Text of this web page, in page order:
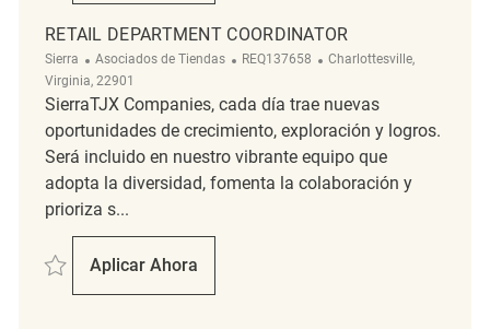
RETAIL DEPARTMENT COORDINATOR
Sierra Categoría
Asociados de Tiendas ReqId
REQ137658 Ubicación
Charlottesville,
Virginia, 22901
SierraTJX Companies, cada día trae nuevas
oportunidades de crecimiento, exploración y logros.
Será incluido en nuestro vibrante equipo que
adopta la diversidad, fomenta la colaboración y
prioriza s...
Salvar Retail Department Coordinator REQ137658
Aplicar Ahora
Retail Department Coordinator